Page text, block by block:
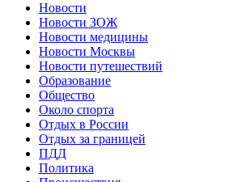
Новости
Новости ЗОЖ
Новости медицины
Новости Москвы
Новости путешествий
Образование
Общество
Около спорта
Отдых в России
Отдых за границей
ПДД
Политика